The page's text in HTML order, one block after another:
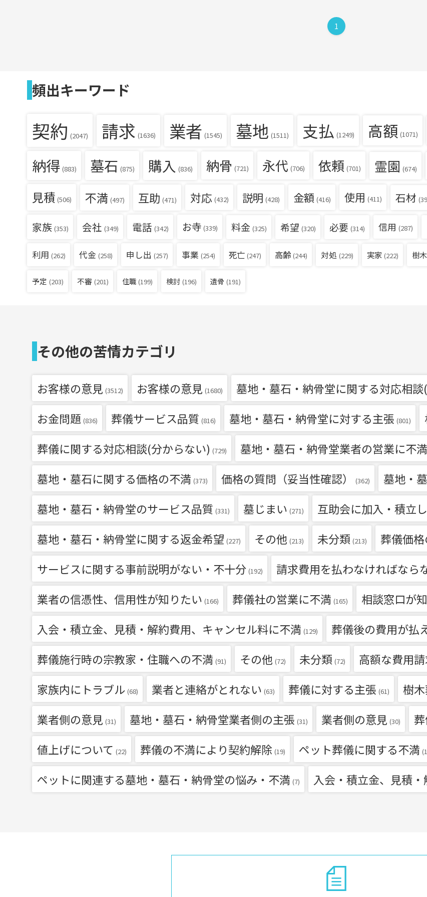
1
頻出キーワード
契約 (2047) 請求 (1636) 業者 (1545) 墓地 (1511) 支払 (1249) 高額 (1071)
納得 (883) 墓石 (875) 購入 (836) 納骨 (721) 永代 (706) 依頼 (701) 霊園 (674)
見積 (506) 不満 (497) 互助 (471) 対応 (432) 説明 (428) 金額 (416) 使用 (411) 石材
家族 (353) 会社 (349) 電話 (342) お寺 (339) 料金 (325) 希望 (320) 必要 (314) 信用 (287)
利用 (262) 代金 (258) 申し出 (257) 事業 (254) 死亡 (247) 高齢 (244) 対処 (229) 実家 (222) 樹木
予定 (203) 不審 (201) 住職 (199) 検討 (196) 遺骨 (191)
その他の苦情カテゴリ
お客様の意見 (3512) お客様の意見 (1680) 墓地・墓石・納骨堂に関する対応相
お金問題 (836) 葬儀サービス品質 (816) 墓地・墓石・納骨堂に対する主張 (801)
葬儀に関する対応相談(分からない) (729) 墓地・墓石・納骨堂業者の営業に不満
墓地・墓石に関する価格の不満 (373) 価格の質問（妥当性確認） (362) 墓地・
墓地・墓石・納骨堂のサービス品質 (331) 墓じまい (271) 互助会に加入・積立
墓地・墓石・納骨堂に関する返金希望 (227) その他 (213) 未分類 (213) 葬儀価格
サービスに関する事前説明がない・不十分 (192) 請求費用を払わなければなら
業者の信憑性、信用性が知りたい (166) 葬儀社の営業に不満 (165) 相談窓口が
入会・積立金、見積・解約費用、キャンセル料に不満 (129) 葬儀後の費用が払
葬儀施行時の宗教家・住職への不満 (91) その他 (72) 未分類 (72) 高額な費用
家族内にトラブル (68) 業者と連絡がとれない (63) 葬儀に対する主張 (61) 樹
業者側の意見 (31) 墓地・墓石・納骨堂業者側の主張 (31) 業者側の意見 (30)
値上げについて (22) 葬儀の不満により契約解除 (19) ペット葬儀に関する不満
ペットに関連する墓地・墓石・納骨堂の悩み・不満 (7) 入会・積立金、見積